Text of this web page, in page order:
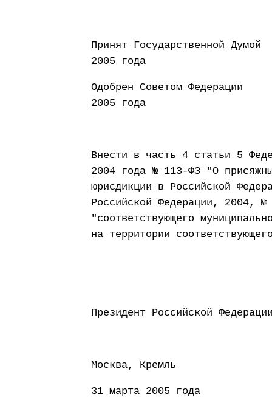
Принят
2005 года
Одобрен
2005 года
Внести в часть 4 статьи 5
2004 года № 113-ФЗ "О
юрисдикции в Российской
Российской Федерации, 2004,
"соответствующего
на территории
Президент
Москва, Кремль
31 марта 2005 года